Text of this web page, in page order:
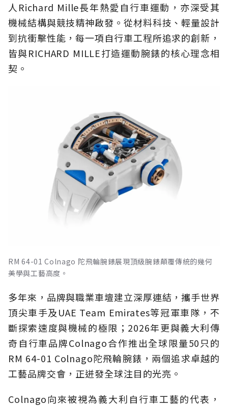
人Richard Mille長年熱愛自行車運動，亦深受其
機械結構與競技精神啟發。從材料科技、輕量設計
到抗衝擊性能，每一項自行車工程所追求的創新，
皆與RICHARD MILLE打造運動腕錶的核心理念相
契。
RM 64-01 Colnago 陀飛輪腕錶展現頂級腕錶顛覆傳統的幾何
美學與工藝高度。
多年來，品牌與職業車壇建立深厚連結，攜手世界
頂尖車手及UAE Team Emirates等冠軍車隊，不
斷探索速度與機械的極限；2026年更與義大利傳
奇自行車品牌Colnago合作推出全球限量50只的
RM 64-01 Colnago陀飛輪腕錶，兩個追求卓越的
工藝品牌交會，正迸發全球注目的光亮。
Colnago向來被視為義大利自行車工藝的代表，